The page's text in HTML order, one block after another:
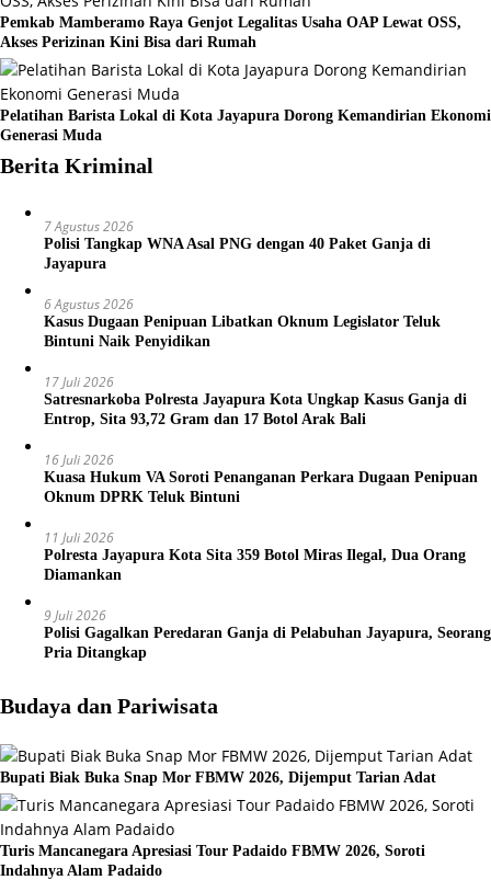
Pemkab Mamberamo Raya Genjot Legalitas Usaha OAP Lewat OSS,
Akses Perizinan Kini Bisa dari Rumah
Pelatihan Barista Lokal di Kota Jayapura Dorong Kemandirian Ekonomi
Generasi Muda
Berita Kriminal
7 Agustus 2026
Polisi Tangkap WNA Asal PNG dengan 40 Paket Ganja di
Jayapura
6 Agustus 2026
Kasus Dugaan Penipuan Libatkan Oknum Legislator Teluk
Bintuni Naik Penyidikan
17 Juli 2026
Satresnarkoba Polresta Jayapura Kota Ungkap Kasus Ganja di
Entrop, Sita 93,72 Gram dan 17 Botol Arak Bali
16 Juli 2026
Kuasa Hukum VA Soroti Penanganan Perkara Dugaan Penipuan
Oknum DPRK Teluk Bintuni
11 Juli 2026
Polresta Jayapura Kota Sita 359 Botol Miras Ilegal, Dua Orang
Diamankan
9 Juli 2026
Polisi Gagalkan Peredaran Ganja di Pelabuhan Jayapura, Seorang
Pria Ditangkap
Budaya dan Pariwisata
Bupati Biak Buka Snap Mor FBMW 2026, Dijemput Tarian Adat
Turis Mancanegara Apresiasi Tour Padaido FBMW 2026, Soroti
Indahnya Alam Padaido